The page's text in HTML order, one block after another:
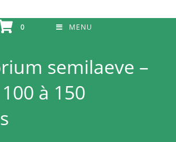
0 MENU
semilaeve –
à 150